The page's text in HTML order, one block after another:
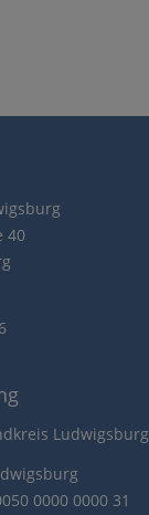
40
Ludwigsburg
0000 0000 31